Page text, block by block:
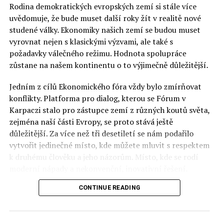
redaktor a editor polskodnes.cz
Rodina demokratických evropských zemí si stále více
uvědomuje, že bude muset další roky žít v realitě nové
studené války. Ekonomiky našich zemí se budou muset
vyrovnat nejen s klasickými výzvami, ale také s
požadavky válečného režimu. Hodnota spolupráce
zůstane na našem kontinentu o to výjimečně důležitější.
Jedním z cílů Ekonomického fóra vždy bylo zmírňovat
konflikty. Platforma pro dialog, kterou se Fórum v
Karpaczi stalo pro zástupce zemí z různých koutů světa,
zejména naší části Evropy, se proto stává ještě
důležitější. Za více než tři desetiletí se nám podařilo
vytvořit jedinečné místo, kde můžete mluvit s respektem
k druhému člověku a jeho názorům. Místo, kde se rodí
Polsko musí mít instituce, jejichž horizont činnosti je
politický tým. Pouze to vám dává šanci skutečně řešit
CONTINUE READING